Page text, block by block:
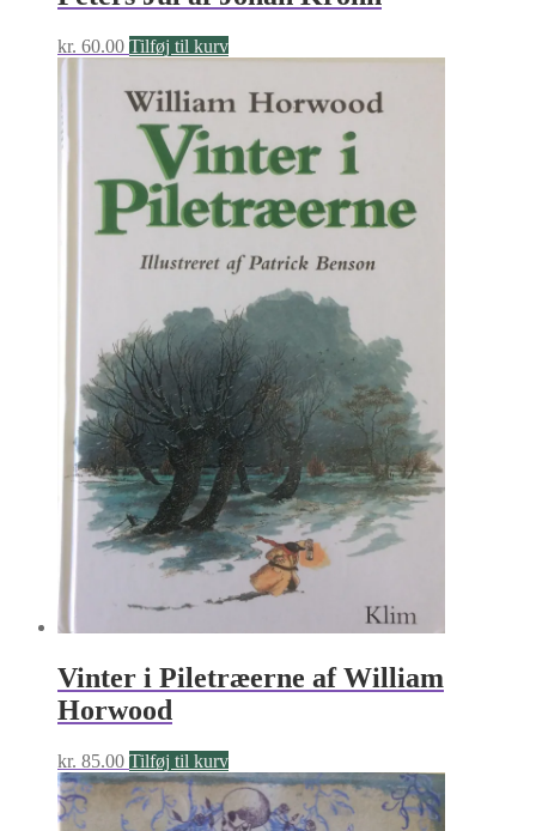
kr. 60.00 Tilføj til kurv
Vinter i Piletræerne af William
Horwood
kr. 85.00 Tilføj til kurv